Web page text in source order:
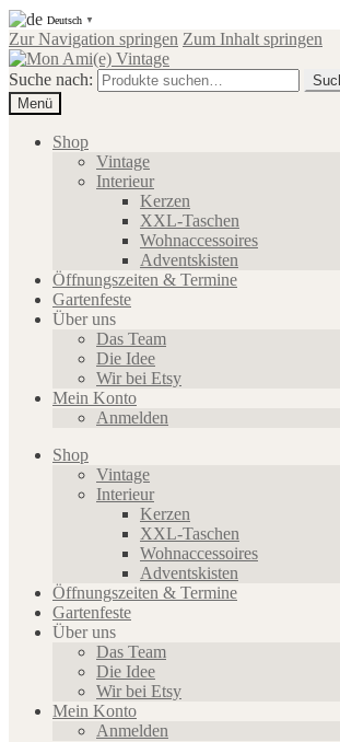
Deutsch ▼
Zur Navigation springen Zum Inhalt springen
Suche nach:
Menü
Shop
Vintage
Interieur
Kerzen
XXL-Taschen
Wohnaccessoires
Adventskisten
Öffnungszeiten & Termine
Gartenfeste
Über uns
Das Team
Die Idee
Wir bei Etsy
Mein Konto
Anmelden
Shop
Vintage
Interieur
Kerzen
XXL-Taschen
Wohnaccessoires
Adventskisten
Öffnungszeiten & Termine
Gartenfeste
Über uns
Das Team
Die Idee
Wir bei Etsy
Mein Konto
Anmelden